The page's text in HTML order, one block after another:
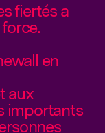
fiertés a
en
aux
importants